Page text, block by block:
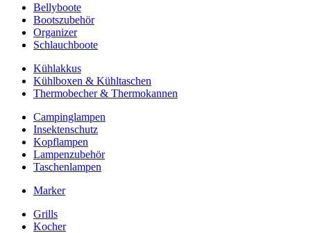
Bellyboote
Bootszubehör
Organizer
Schlauchboote
Kühlakkus
Kühlboxen & Kühltaschen
Thermobecher & Thermokannen
Campinglampen
Insektenschutz
Kopflampen
Lampenzubehör
Taschenlampen
Marker
Grills
Kocher